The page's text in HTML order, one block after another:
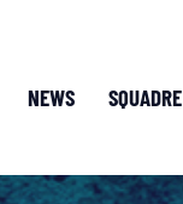
NEWS SQUADRE